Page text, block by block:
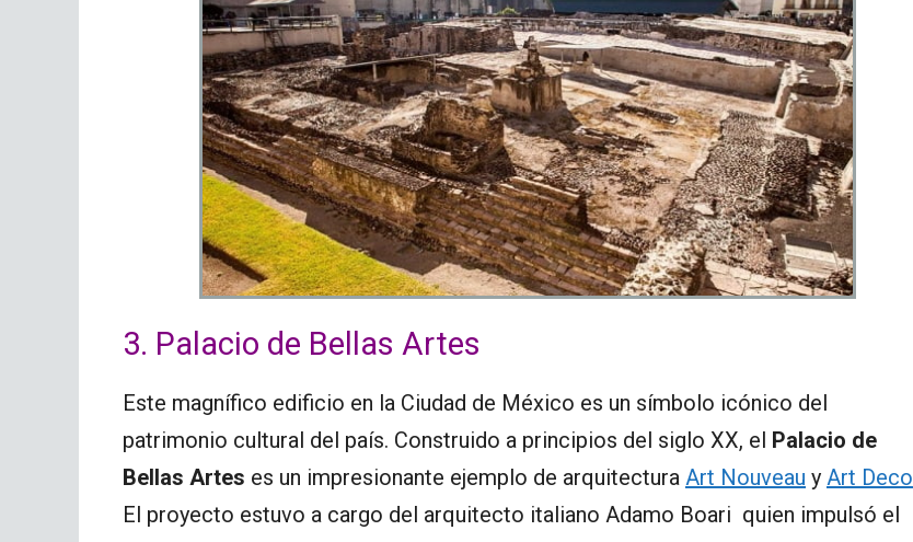
3. Palacio de Bellas Artes
Este magnífico edificio en la Ciudad de México es un símbolo icónico del
patrimonio cultural del país. Construido a principios del siglo XX, el Palacio de
Bellas Artes es un impresionante ejemplo de arquitectura Art Nouveau y Art Deco
El proyecto estuvo a cargo del arquitecto italiano Adamo Boari quien impulsó el